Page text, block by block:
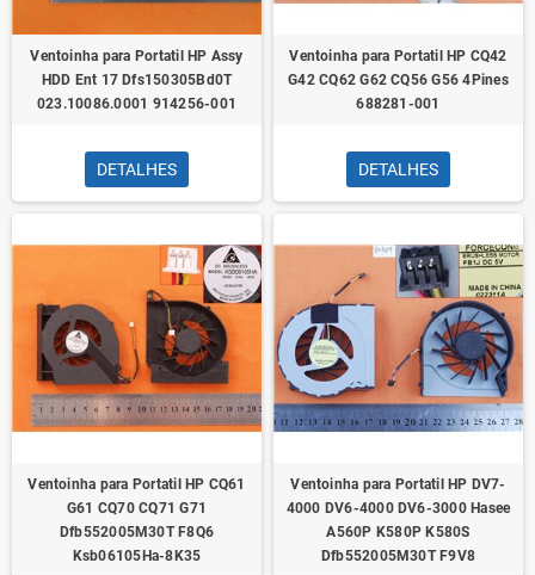
Ventoinha para Portatil HP Assy
HDD Ent 17 Dfs150305Bd0T
023.10086.0001 914256-001
DETALHES
Ventoinha para Portatil HP CQ42
G42 CQ62 G62 CQ56 G56 4Pines
688281-001
DETALHES
Ventoinha para Portatil HP CQ61
G61 CQ70 CQ71 G71
Dfb552005M30T F8Q6
Ksb06105Ha-8K35
Ventoinha para Portatil HP DV7-
4000 DV6-4000 DV6-3000 Hasee
A560P K580P K580S
Dfb552005M30T F9V8